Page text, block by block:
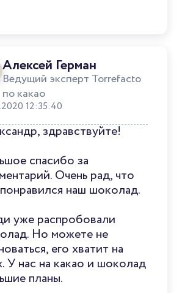
Алексей Герман
Ведущий эксперт Torrefacto
по какао
12:35:40
здравствуйте!
спасибо за
Очень рад, что
наш шоколад.
уже распробовали
Но можете не
его хватит на
У нас на какао и шоколад
планы.